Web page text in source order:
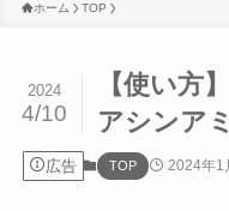
ホーム TOP
【使い方
アシンア
2024
4/10
広告 TOP 2024年1